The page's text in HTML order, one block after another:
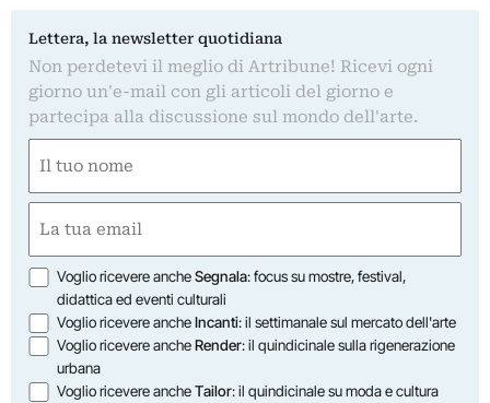
Lettera, la newsletter quotidiana
Non perdetevi il meglio di Artribune! Ricevi ogni
giorno un'e-mail con gli articoli del giorno e
partecipa alla discussione sul mondo dell'arte.
(Required)
First
(Required)
Opzioni
Voglio ricevere ancheSegnala: focus su mostre, festival,
didattica ed eventi culturali
Voglio ricevere ancheIncanti: il settimanale sul mercato dell'arte
Voglio ricevere ancheRender: il quindicinale sulla rigenerazione
urbana
Voglio ricevere ancheTailor: il quindicinale su moda e cultura